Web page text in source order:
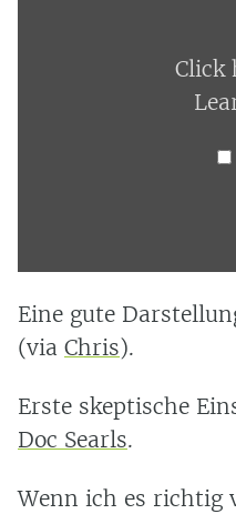
Click
Eine gute
(via Chris).
Erste skeptische
Doc Searls.
Wenn ich es richtig